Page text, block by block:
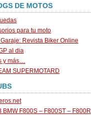
DE MOTOS
para tu moto
Garaje: Revista Biker Online
al dia
y más…
SUPERMOTARD
BMW F800S – F800ST – F800R